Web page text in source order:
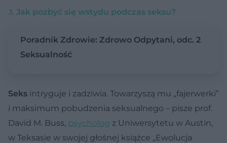
Jak pozbyć się wstydu podczas seksu?
Poradnik Zdrowie: Zdrowo Odpytani, odc. 2
Seksualność
Seks intryguje i zadziwia. Towarzyszą mu „fajerwerki”
i maksimum pobudzenia seksualnego – pisze prof.
David M. Buss, psycholog z Uniwersytetu w Austin,
w Teksasie w swojej głośnej książce „Ewolucja